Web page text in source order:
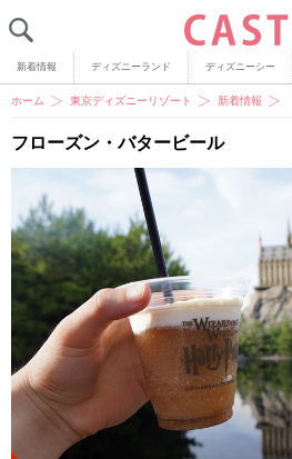
新着情報 ディズニーランド ディズニーシー
ホーム 東京ディズニーリゾート 新着情報
フローズン・バタービール